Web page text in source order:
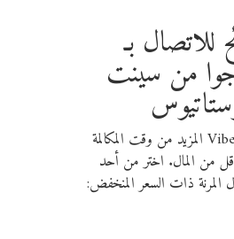
للاتصال بـ
من سينت
يمنحك Viber Out المزيد من وقت المكالمة
من المال. اختر من أحد
المرنة ذات السعر المنخفض: